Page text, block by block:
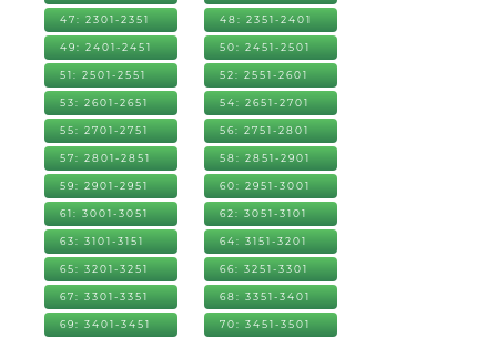
47: 2301-2351 48: 2351-2401
49: 2401-2451 50: 2451-2501
51: 2501-2551 52: 2551-2601
53: 2601-2651 54: 2651-2701
55: 2701-2751 56: 2751-2801
57: 2801-2851 58: 2851-2901
59: 2901-2951 60: 2951-3001
61: 3001-3051 62: 3051-3101
63: 3101-3151 64: 3151-3201
65: 3201-3251 66: 3251-3301
67: 3301-3351 68: 3351-3401
69: 3401-3451 70: 3451-3501